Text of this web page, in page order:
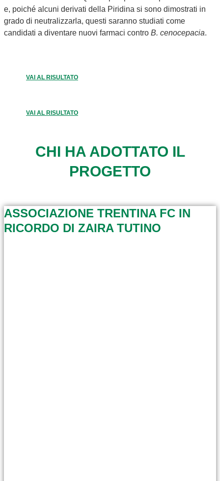
e, poiché alcuni derivati della Piridina si sono dimostrati in
grado di neutralizzarla, questi saranno studiati come
candidati a diventare nuovi farmaci contro B. cenocepacia.
VAI AL RISULTATO
VAI AL RISULTATO
CHI HA ADOTTATO IL
PROGETTO
ASSOCIAZIONE TRENTINA FC IN
RICORDO DI ZAIRA TUTINO